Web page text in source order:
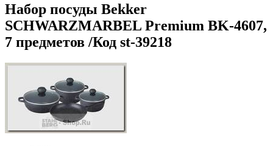
Набор посуды Bekker
SCHWARZMARBEL Premium BK-4607,
7 предметов /Код st-39218